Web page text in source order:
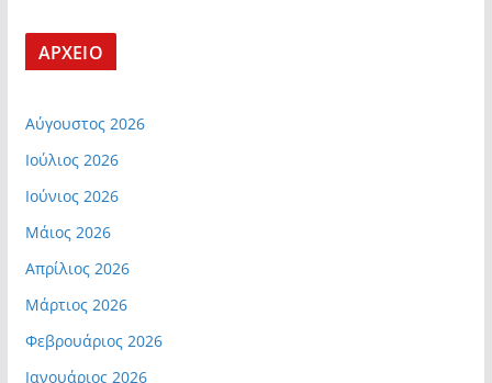
ΑΡΧΕΙΟ
Αύγουστος 2026
Ιούλιος 2026
Ιούνιος 2026
Μάιος 2026
Απρίλιος 2026
Μάρτιος 2026
Φεβρουάριος 2026
Ιανουάριος 2026